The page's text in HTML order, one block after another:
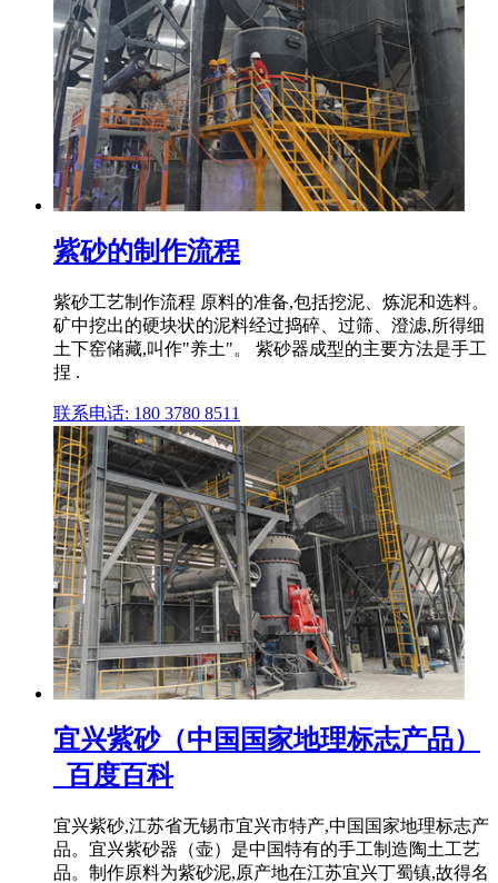
紫砂的制作流程
紫砂工艺制作流程 原料的准备,包括挖泥、炼泥和选料。
矿中挖出的硬块状的泥料经过捣碎、过筛、澄滤,所得细
土下窑储藏,叫作"养土"。 紫砂器成型的主要方法是手工
捏 .
联系电话: 180 3780 8511
宜兴紫砂（中国国家地理标志产品）
_百度百科
宜兴紫砂,江苏省无锡市宜兴市特产,中国国家地理标志产
品。宜兴紫砂器（壶）是中国特有的手工制造陶土工艺
品。制作原料为紫砂泥,原产地在江苏宜兴丁蜀镇,故得名